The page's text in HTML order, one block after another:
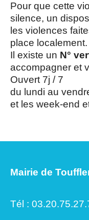
Pour que cette
silence, un
les violences
place localement.
Il existe un N°
accompagner et
Ouvert 7j / 7
du lundi au
et les week-end
Mairie de
Tél :